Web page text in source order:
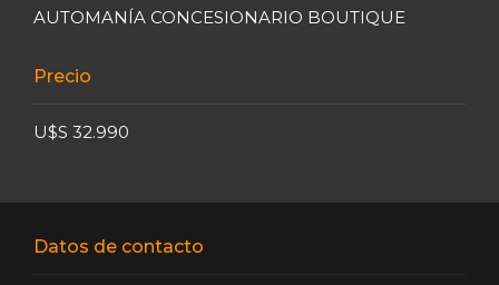
AUTOMANÍA CONCESIONARIO BOUTIQUE
Precio
U$S 32.990
Datos de contacto